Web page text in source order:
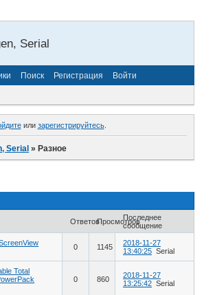
Serial
Поиск Регистрация Войти
или зарегистрируйтесь.
Serial »Разное
ОтветовПросмотровПоследнее
сообщение
0 1145
2018-11-27
13:40:25 Serial
Total
0 860
2018-11-27
13:25:42 Serial